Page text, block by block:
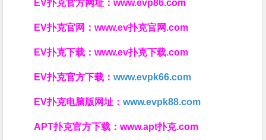
EV扑克官方网址：www.evp86.com
EV扑克官网：www.ev扑克官网.com
EV扑克下载：www.ev扑克下载.com
EV扑克官方下载：www.evpk66.com
EV扑克电脑版网址：www.evpk88.com
APT扑克官方下载：www.apt扑克.com